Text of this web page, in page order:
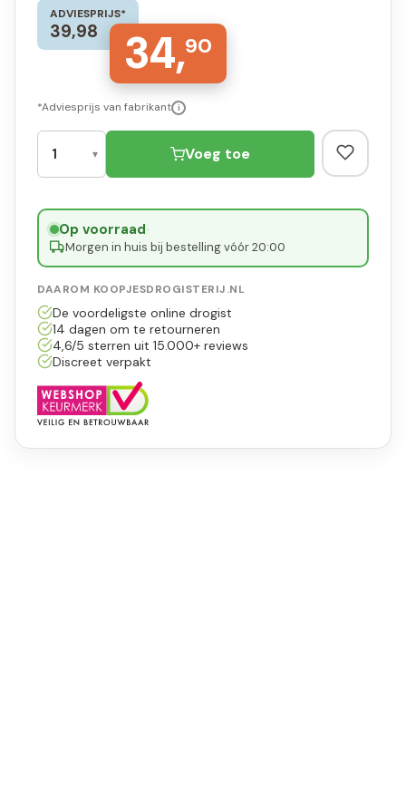
ADVIESPRIJS*
39,98 34,90
*Adviesprijs van fabrikant i
Voeg toe
Op voorraad·
Morgen in huis bij bestelling vóór 20:00
DAAROM KOOPJESDROGISTERIJ.NL
De voordeligste online drogist
14 dagen om te retourneren
4,6/5 sterren uit 15.000+ reviews
Discreet verpakt